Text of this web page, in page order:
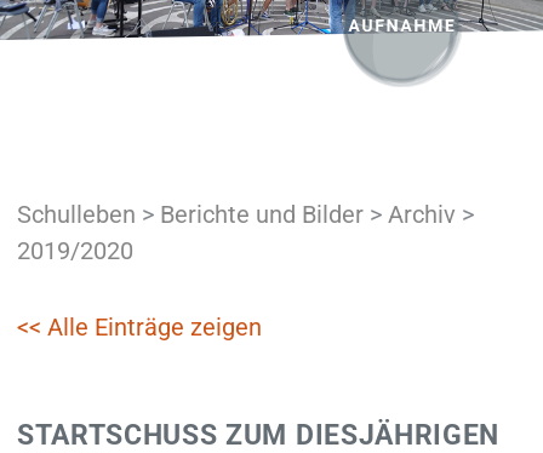
Schulleben > Berichte und Bilder> Archiv >
2019/2020
<< Alle Einträge zeigen
STARTSCHUSS ZUM DIESJÄHRIGEN